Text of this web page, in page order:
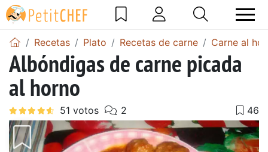
Recetas Plato Recetas de carne Carne al
Albóndigas de carne picada
al horno